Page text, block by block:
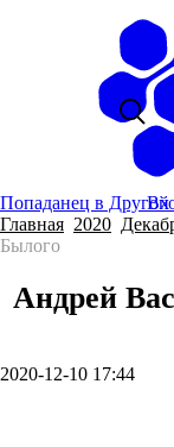
Попаданец в
Главная 2020
Былого
Андрей
2020-12-10 17:44